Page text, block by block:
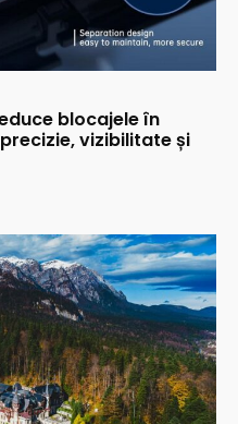
blocajele în
vizibilitate și